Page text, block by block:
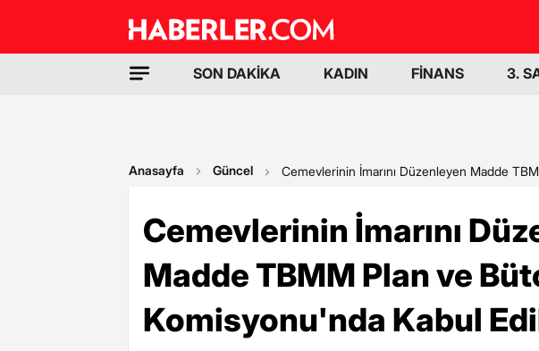
SON DAKİKA KADIN FİNANS 3.
Anasayfa Güncel Cemevlerinin İmarını Düzenleyen Madde
Cemevlerinin İmarını
Madde TBMM Plan ve
Komisyonu'nda Kabul